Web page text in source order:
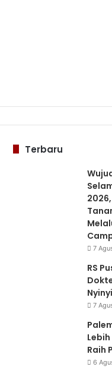
Terbaru
7
RS
7
Raih
6